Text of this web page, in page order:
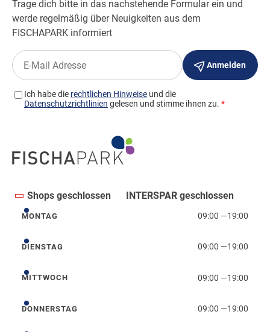
Shops geschlossen INTERSPAR geschlossen
Montag
MONTAG 09:00 —19:00
Dienstag
DIENSTAG 09:00 —19:00
Mittwoch
MITTWOCH 09:00 —19:00
Donnerstag
DONNERSTAG 09:00 —19:00